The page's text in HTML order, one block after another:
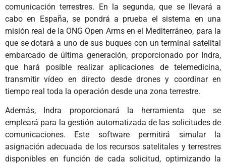
comunicación terrestres. En la segunda, que se llevará a
cabo en España, se pondrá a prueba el sistema en una
misión real de la ONG Open Arms en el Mediterráneo, para la
que se dotará a uno de sus buques con un terminal satelital
embarcado de última generación, proporcionado por Indra,
que hará posible realizar aplicaciones de telemedicina,
transmitir vídeo en directo desde drones y coordinar en
tiempo real toda la operación desde una zona terrestre.
Además, Indra proporcionará la herramienta que se
empleará para la gestión automatizada de las solicitudes de
comunicaciones. Este software permitirá simular la
asignación adecuada de los recursos satelitales y terrestres
disponibles en función de cada solicitud, optimizando la